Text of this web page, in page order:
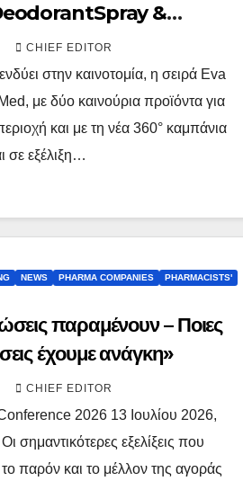
&
την ευαίσθητη περιοχή
CHIEF EDITOR
στην καινοτομία, η σειρά Eva
με δύο καινούρια προϊόντα για
και με τη νέα 360° καμπάνια
σε εξέλιξη…
NEWS PHARMA COMPANIES
PHARMACISTS'
παραμένουν – Ποιες
έχουμε ανάγκη»
CHIEF EDITOR
2026 13 Ιουλίου 2026,
σημαντικότερες εξελίξεις που
παρόν και το μέλλον της αγοράς